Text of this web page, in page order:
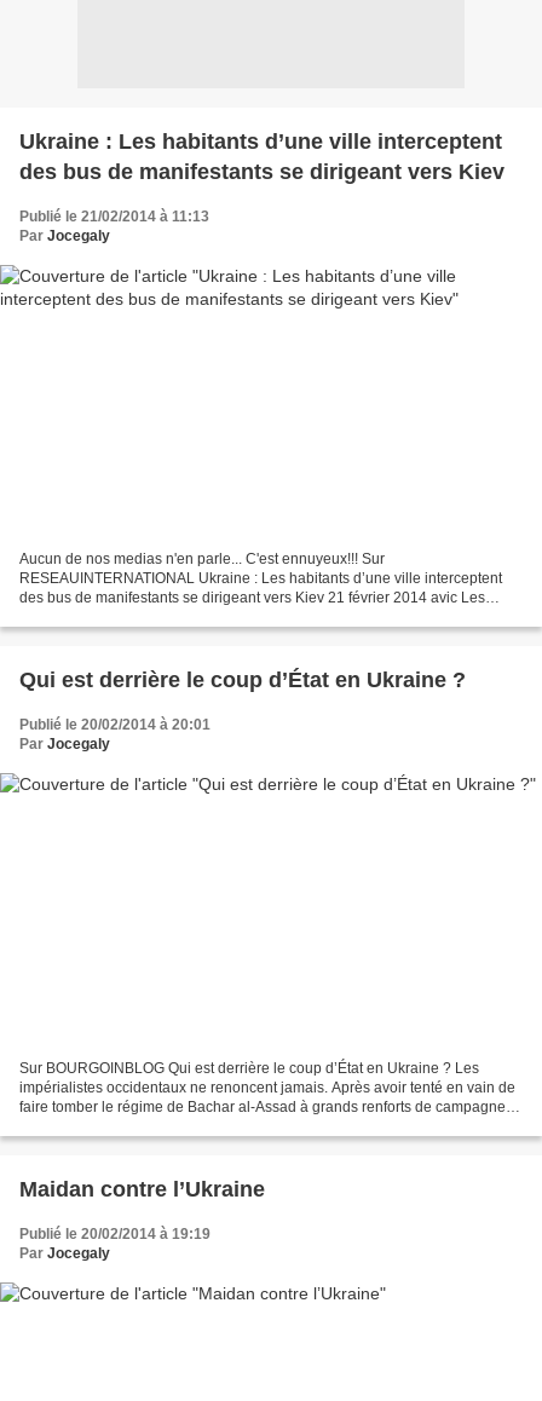
Ukraine : Les habitants d’une ville interceptent
des bus de manifestants se dirigeant vers Kiev
Publié le 21/02/2014 à 11:13
Par Jocegaly
Aucun de nos medias n'en parle... C'est ennuyeux!!! Sur
RESEAUINTERNATIONAL Ukraine : Les habitants d’une ville interceptent
des bus de manifestants se dirigeant vers Kiev 21 février 2014 avic Les
Qui est derrière le coup d’État en Ukraine ?
Publié le 20/02/2014 à 20:01
Par Jocegaly
Sur BOURGOINBLOG Qui est derrière le coup d’État en Ukraine ? Les
impérialistes occidentaux ne renoncent jamais. Après avoir tenté en vain de
faire tomber le régime de Bachar al-Assad à grands renforts de campagnes
Maidan contre l’Ukraine
Publié le 20/02/2014 à 19:19
Par Jocegaly